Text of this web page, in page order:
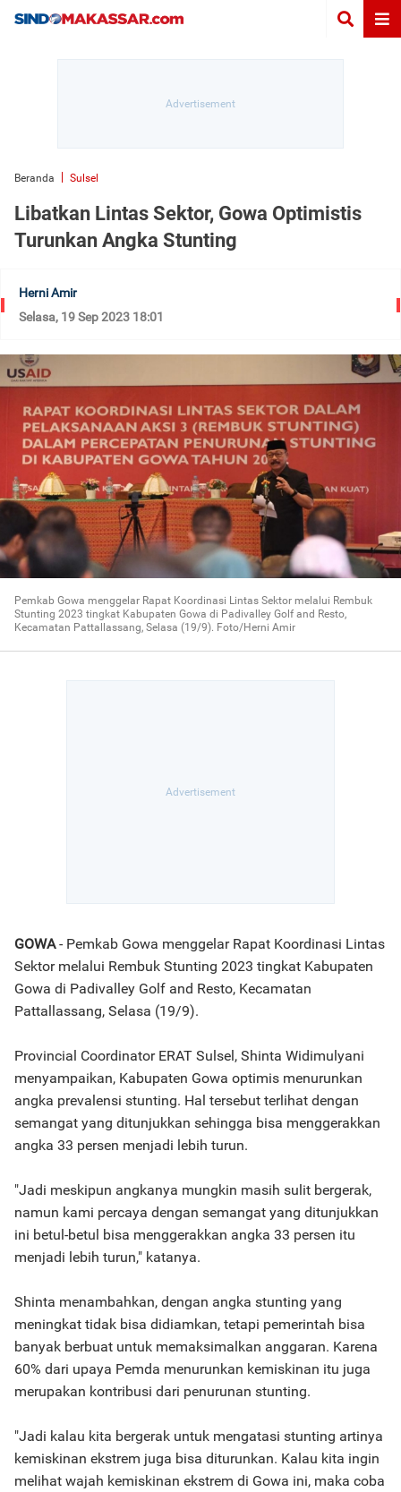
Beranda Sulsel
Libatkan Lintas Sektor, Gowa Optimistis
Turunkan Angka Stunting
Herni Amir
Selasa, 19 Sep 2023 18:01
Pemkab Gowa menggelar Rapat Koordinasi Lintas Sektor melalui Rembuk
Stunting 2023 tingkat Kabupaten Gowa di Padivalley Golf and Resto,
Kecamatan Pattallassang, Selasa (19/9). Foto/Herni Amir
GOWA- Pemkab Gowa menggelar Rapat Koordinasi Lintas
Sektor melalui Rembuk Stunting 2023 tingkat Kabupaten
Gowa di Padivalley Golf and Resto, Kecamatan
Pattallassang, Selasa (19/9).
Provincial Coordinator ERAT Sulsel, Shinta Widimulyani
menyampaikan, Kabupaten Gowa optimis menurunkan
angka prevalensi stunting. Hal tersebut terlihat dengan
semangat yang ditunjukkan sehingga bisa menggerakkan
angka 33 persen menjadi lebih turun.
"Jadi meskipun angkanya mungkin masih sulit bergerak,
namun kami percaya dengan semangat yang ditunjukkan
ini betul-betul bisa menggerakkan angka 33 persen itu
menjadi lebih turun," katanya.
Shinta menambahkan, dengan angka stunting yang
meningkat tidak bisa didiamkan, tetapi pemerintah bisa
banyak berbuat untuk memaksimalkan anggaran. Karena
60% dari upaya Pemda menurunkan kemiskinan itu juga
merupakan kontribusi dari penurunan stunting.
"Jadi kalau kita bergerak untuk mengatasi stunting artinya
kemiskinan ekstrem juga bisa diturunkan. Kalau kita ingin
melihat wajah kemiskinan ekstrem di Gowa ini, maka coba